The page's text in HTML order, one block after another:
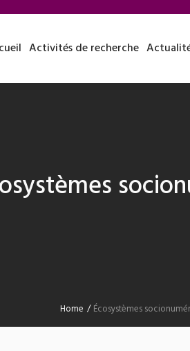
Activités de recherche
Home /Écosystèmes